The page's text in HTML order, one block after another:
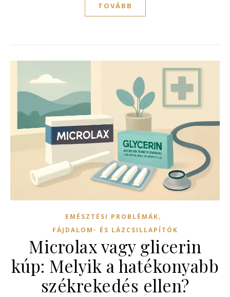
TOVÁBB
EMÉSZTÉSI PROBLÉMÁK,
FÁJDALOM- ÉS LÁZCSILLAPÍTÓK
Microlax vagy glicerin
kúp: Melyik a hatékonyabb
székrekedés ellen?